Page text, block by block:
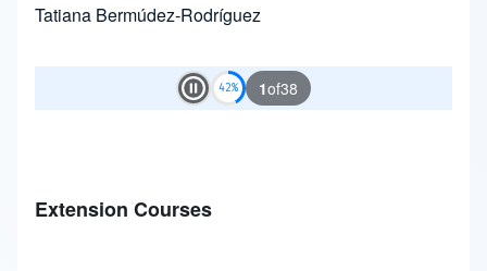
Tatiana Bermúdez-Rodríguez
Play and Stop Slideshow
1of38
Extension Courses